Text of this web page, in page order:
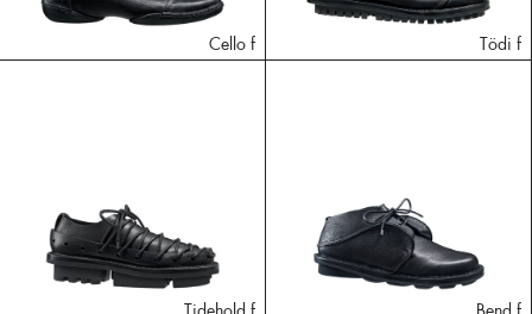
Cello f Tödi f